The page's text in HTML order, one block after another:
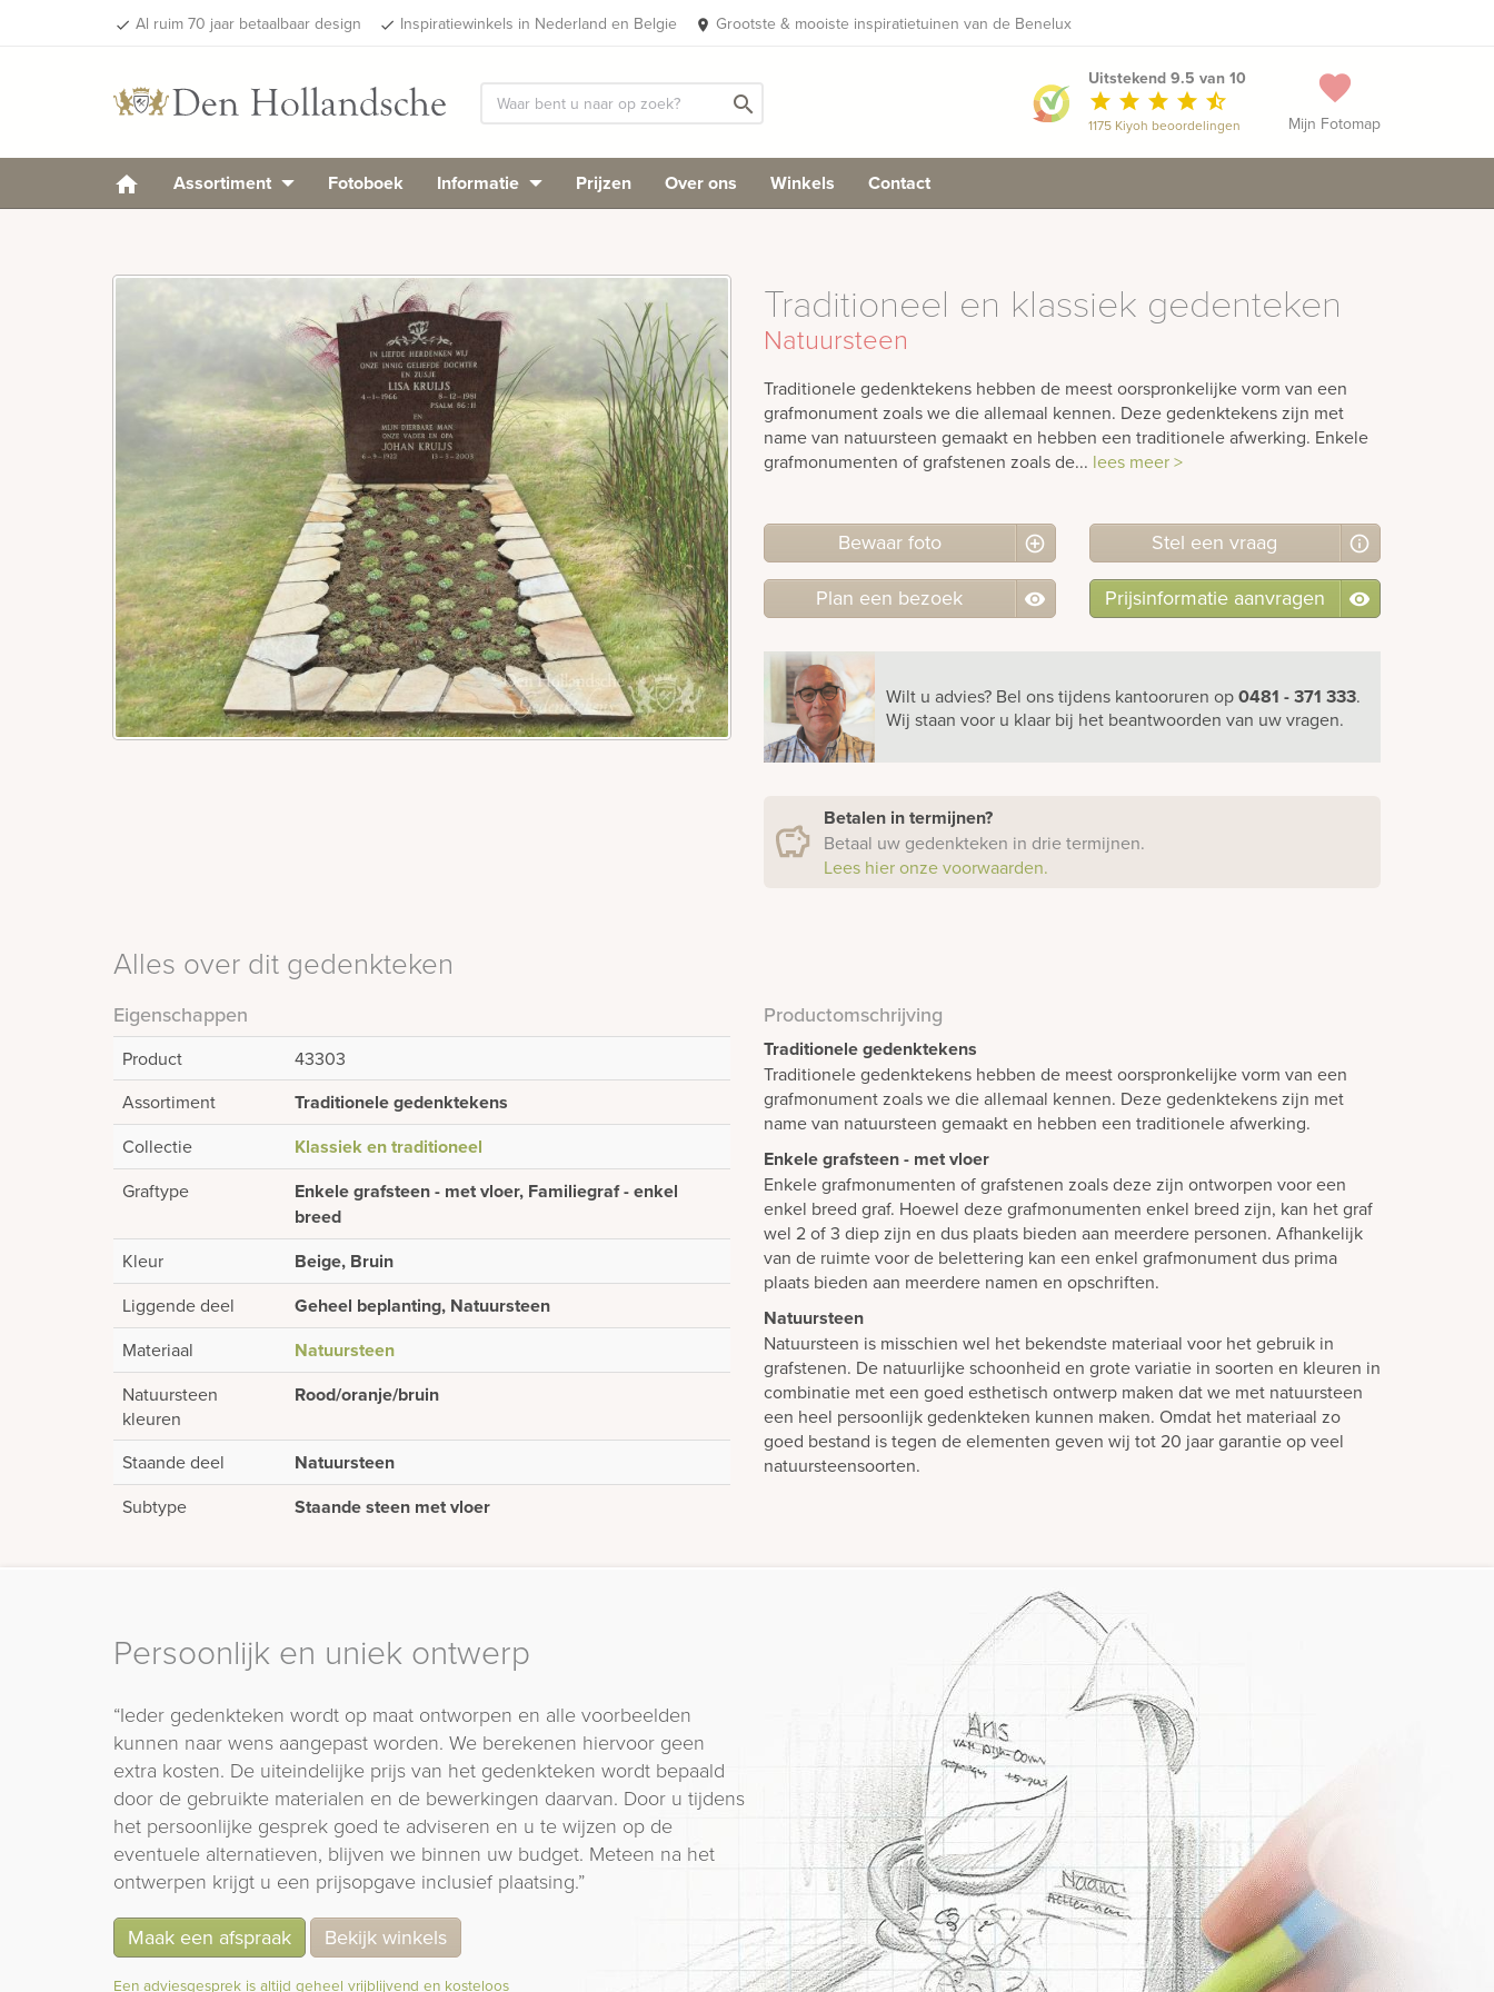
done Al ruim 70 jaar betaalbaar design done Inspiratiewinkels in Nederland en Belgie place Grootste & mooiste inspiratietuinen van de Benelux
+31 481 371 333 Maak een vrijblijvende afspraak
search favorite
Mijn Fotomap
Uitstekend 9.5 van 10
star star star star star_half
1175 Kiyoh beoordelingen
Assortiment Fotoboek Informatie Prijzen Over ons Winkels Contact
Traditioneel en klassiek gedenteken
Natuursteen
Traditionele gedenktekens hebben de meest oorspronkelijke vorm van een
grafmonument zoals we die allemaal kennen. Deze gedenktekens zijn met
name van natuursteen gemaakt en hebben een traditionele afwerking. Enkele
grafmonumenten of grafstenen zoals de... lees meer >
Bewaar foto Stel een vraag
Plan een bezoek Prijsinformatie aanvragen
Wilt u advies? Bel onstijdens kantooruren op0481 - 371 333.
Wij staan voor u klaar bij het beantwoorden van uw vragen.
Betalen in termijnen?
Betaal uw gedenkteken in drie termijnen.
Lees hier onze voorwaarden.
Alles over dit gedenkteken
Eigenschappen
Product
43303
Assortiment
Traditionele gedenktekens
Collectie Klassiek en traditioneel
Graftype
Enkele grafsteen - met vloer, Familiegraf - enkel
breed
Kleur Beige, Bruin
Liggende deel Geheel beplanting, Natuursteen
Materiaal Natuursteen
Natuursteen
kleuren
Rood/oranje/bruin
Staande deel Natuursteen
Subtype Staande steen met vloer
Productomschrijving
Traditionele gedenktekens
Traditionele gedenktekens hebben de meest oorspronkelijke vorm van een
grafmonument zoals we die allemaal kennen. Deze gedenktekens zijn met
name van natuursteen gemaakt en hebben een traditionele afwerking.
Enkele grafsteen - met vloer
Enkele grafmonumenten of grafstenen zoals deze zijn ontworpen voor een
enkel breed graf. Hoewel deze grafmonumenten enkel breed zijn, kan het graf
wel 2 of 3 diep zijn en dus plaats bieden aan meerdere personen. Afhankelijk
van de ruimte voor de belettering kan een enkel grafmonument dus prima
plaats bieden aan meerdere namen en opschriften.
Natuursteen
Natuursteen is misschien wel het bekendste materiaal voor het gebruik in
grafstenen. De natuurlijke schoonheid en grote variatie in soorten en kleuren in
combinatie met een goed esthetisch ontwerp maken dat we met natuursteen
een heel persoonlijk gedenkteken kunnen maken. Omdat het materiaal zo
goed bestand is tegen de elementen geven wij tot 20 jaar garantie op veel
natuursteensoorten.
Persoonlijk en uniek ontwerp
“Ieder gedenkteken wordt op maat ontworpen en alle voorbeelden
kunnen naar wens aangepast worden. We berekenen hiervoor geen
extra kosten. De uiteindelijke prijs van het gedenkteken wordt bepaald
door de gebruikte materialen en de bewerkingen daarvan. Door u tijdens
het persoonlijke gesprek goed te adviseren en u te wijzen op de
eventuele alternatieven, blijven we binnen uw budget. Meteen na het
ontwerpen krijgt u een prijsopgave inclusief plaatsing.”
Maak een afspraak Bekijk winkels
Een adviesgesprek is altijd geheel vrijblijvend en kosteloos